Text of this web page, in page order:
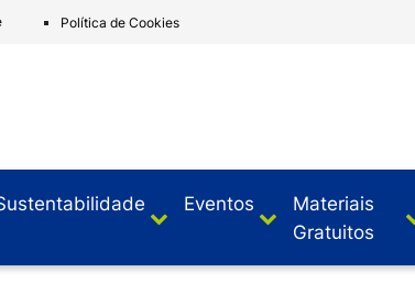
Política de Cookies
Eventos
Materiais
Gratuitos